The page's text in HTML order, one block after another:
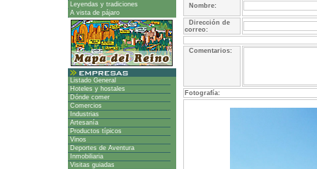
Leyendas y tradiciones
A vista de pájaro
Listado General
Hoteles y hostales
Dónde comer
Comercios
Industrias
Artesanía
Productos típicos
Vinos
Deportes de Aventura
Inmobiliaria
Visitas guiadas
Nombre:
Dirección de
correo:
Comentarios:
Fotografía: